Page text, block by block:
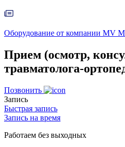
Оборудование от компании MV
Прием (осмотр,
травматолога-
Позвонить
Запись
Быстрая запись
Запись на время
Работаем без выходных